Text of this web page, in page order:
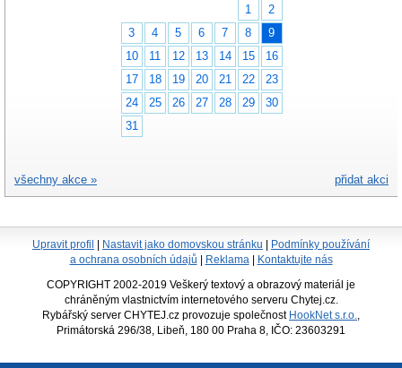
1
2
3
4 5 6 7 8
9
10
11 12 13 14 15
16
17
18 19 20 21 22
23
24
25 26 27 28 29
30
31
přidat akci
všechny akce »
Upravit profil Nastavit jako domovskou stránku
Podmínky používání
a ochrana osobních údajů
Reklama Kontaktujte nás
COPYRIGHT 2002-2019 Veškerý textový a obrazový materiál je
chráněným vlastnictvím internetového serveru Chytej.cz.
Rybářský server CHYTEJ.cz provozuje společnost HookNet s.r.o.
Primátorská 296/38, Libeň, 180 00 Praha 8, IČO: 23603291